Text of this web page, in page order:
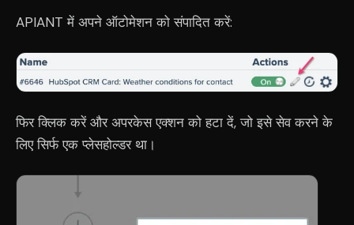
APIANT में अपने ऑटोमेशन को संपादित करें:
फिर क्लिक करें और अपरकेस एक्शन को हटा दें, जो इसे सेव करने के
लिए सिर्फ एक प्लेसहोल्डर था।